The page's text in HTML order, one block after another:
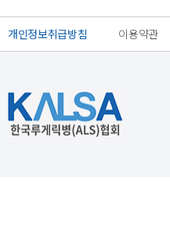
개인정보취급방침 이용약관